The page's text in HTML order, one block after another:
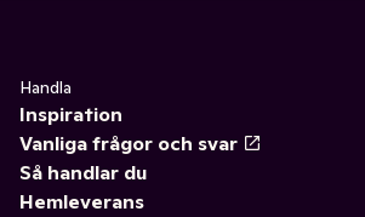
Handla
Inspiration
Vanliga frågor och svar
Så handlar du
Hemleverans